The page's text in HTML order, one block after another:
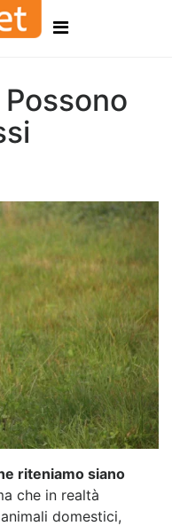
riteniamo siano
che in realtà
domestici,